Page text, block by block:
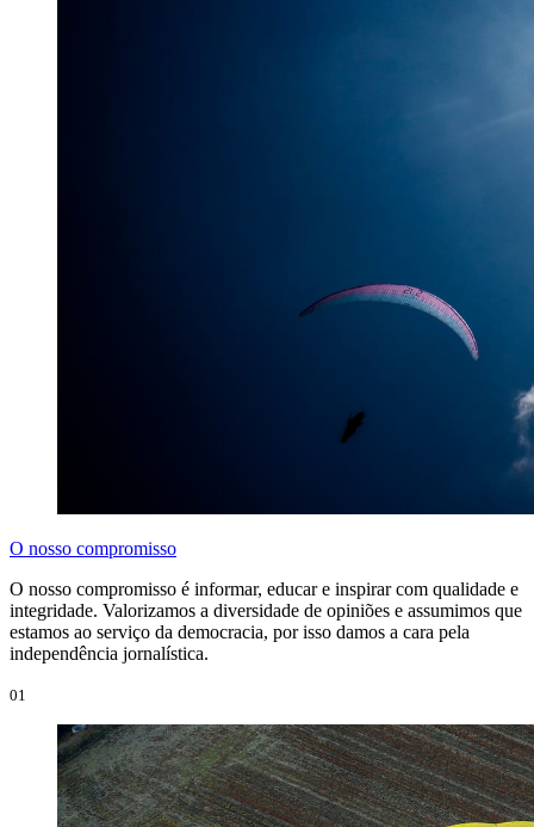
O nosso compromisso
O nosso compromisso é informar, educar e inspirar com qualidade e
integridade. Valorizamos a diversidade de opiniões e assumimos que
estamos ao serviço da democracia, por isso damos a cara pela
independência jornalística.
01